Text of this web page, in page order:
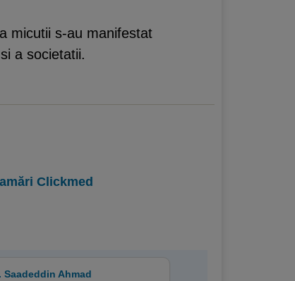
micutii s-au manifestat
a societatii.
Clickmed
Saadeddin Ahmad